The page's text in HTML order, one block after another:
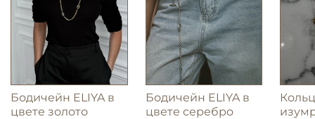
Бодичейн ELIYA в
цвете золото
Бодичейн ELIYA в
цвете серебро